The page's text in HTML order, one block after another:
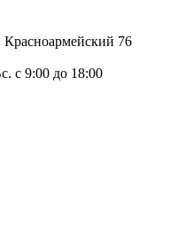
Красноармейский 76
c 9:00 до 18:00